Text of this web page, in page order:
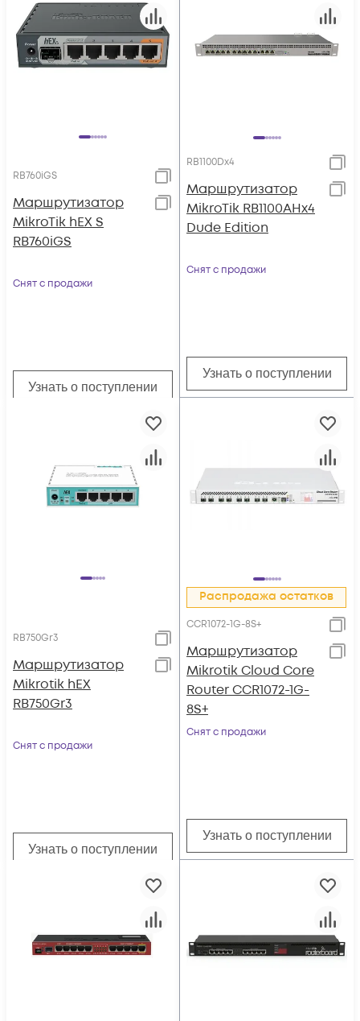
RB760iGS
Маршрутизатор
MikroTik hEX S
RB760iGS
Снят с продажи
Узнать о поступлении
RB1100Dx4
Маршрутизатор
MikroTik RB1100AHx4
Dude Edition
Снят с продажи
Узнать о поступлении
RB750Gr3
Маршрутизатор
Mikrotik hEX
RB750Gr3
Снят с продажи
Узнать о поступлении
Распродажа остатков
CCR1072-1G-8S+
Маршрутизатор
Mikrotik Cloud Core
Router CCR1072-1G-
8S+
Снят с продажи
Узнать о поступлении